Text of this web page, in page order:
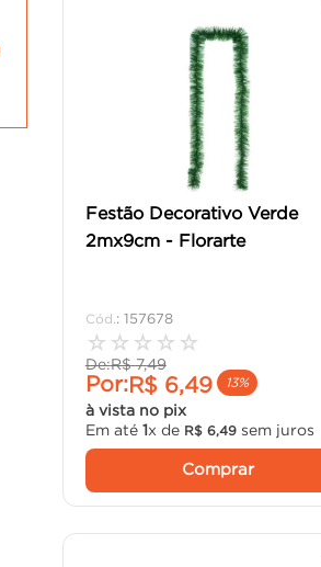
Festão Decorativo Verde
2mx9cm - Florarte
: 157678
☆ ☆ ☆ ☆ ☆
De:R$ 7,49
Por:R$ 6,49 13%
à vista no pix
Em até 1x de R$ 6, 49sem juros
Comprar